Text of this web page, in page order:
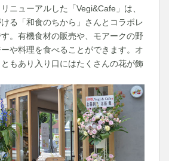
ニューアルした「Vegi&Cafe」は、
る「和食のちから」さんとコラボレ
。有機食材の販売や、モアークの野
や料理を食べることができます。オ
もあり入り口にはたくさんの花が飾